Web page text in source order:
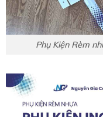
Phụ Kiện Rèm